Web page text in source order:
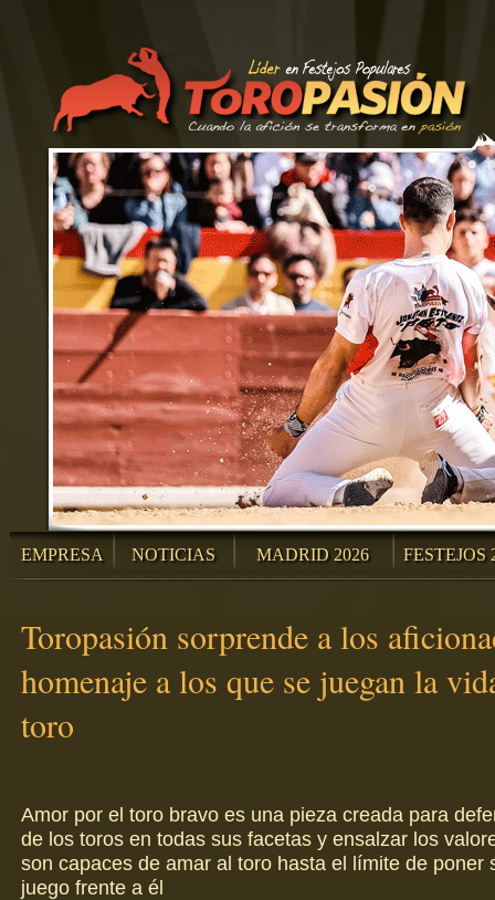
EMPRESA NOTICIAS MADRID 2026 FESTEJOS
Toropasión sorprende a los
homenaje a los que se juegan la
toro
Amor por el toro bravo es una pieza creada para
de los toros en todas sus facetas y ensalzar los
son capaces de amar al toro hasta el límite de poner
juego frente a él